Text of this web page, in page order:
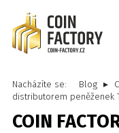
Nacházíte se: Blog
distributorem peněženek
COIN